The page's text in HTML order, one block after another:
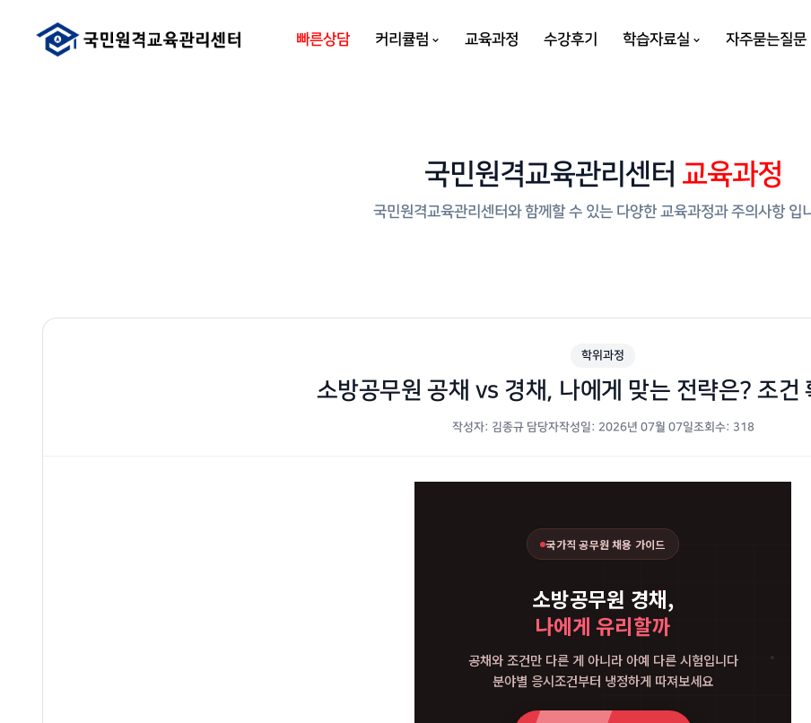
빠른상담 커리큘럼 교육과정 수강후기 학습자료실 자주묻는질문
국민원격교육관리센터 교육과정
국민원격교육관리센터와 함께할 수 있는 다양한 교육과정과 주의사항 입
학위과정
소방공무원 공채 vs 경채, 나에게 맞는 전략은? 조건
작성자: 김종규 담당자작성일: 2026년 07월 07일조회수: 318
국가직 공무원 채용 가이드
소방공무원 경채,
나에게 유리할까
공채와 조건만 다른 게 아니라 아예 다른 시험입니다
분야별 응시조건부터 냉정하게 따져보세요